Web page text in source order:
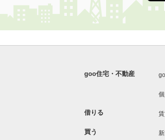
goo住宅・不動産
借りる
買う